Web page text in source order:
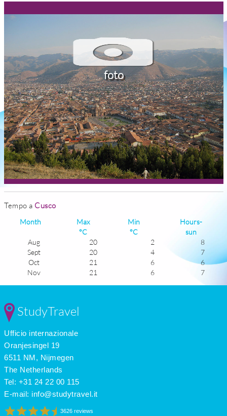
foto
Tempo a Cusco
Month
Max
°C
Min
°C
Hours-
sun
Aug
20 2
8
Sept
20 4
7
Oct
21 6
6
Nov
21 6
7
Mar
May
June
July
StudyTravel
Ufficio internazionale
Oranjesingel 19
6511 NM, Nijmegen
The Netherlands
Tel: +31 24 22 00 115
E-mail: info@studytravel.it
3626 reviews